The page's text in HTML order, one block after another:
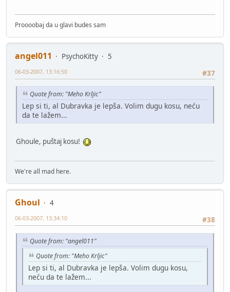
Proooobaj da u glavi budes sam
angel011 PsychoKitty
5
#37
06-03-2007, 13:16:50
Quote from: "Meho Krljic"
Lep si ti, al Dubravka je lepša. Volim dugu kosu, neću
da te lažem...
Ghoule, puštaj kosu!
We're all mad here.
Ghoul
4
#38
06-03-2007, 13:34:10
Quote from: "angel011"
Quote from: "Meho Krljic"
Lep si ti, al Dubravka je lepša. Volim dugu kosu,
neću da te lažem...